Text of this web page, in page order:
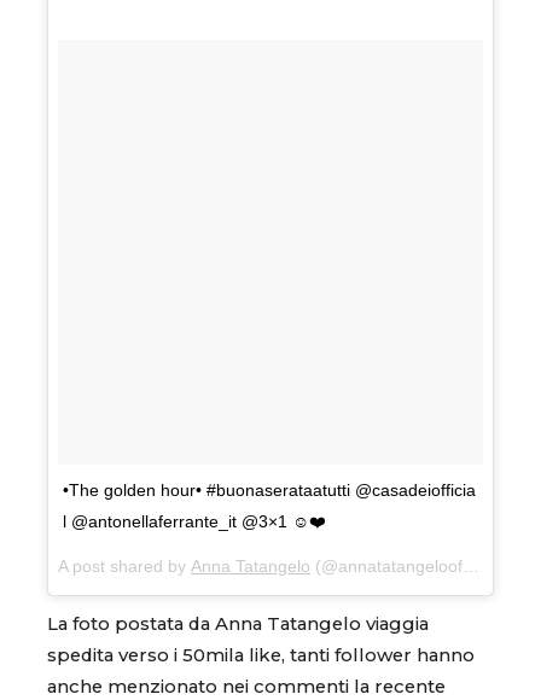
•The golden hour• #buonaserataatutti @casadeiofficia
l @antonellaferrante_it @3×1 ☺️❤️
A post shared by Anna Tatangelo (@annatatangeloofficial) on
La foto postata da Anna Tatangelo viaggia
spedita verso i 50mila like, tanti follower hanno
anche menzionato nei commenti la recente